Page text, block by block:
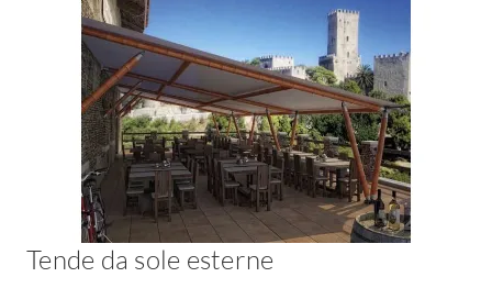
Camere Matrimoniali
Letti
Comodino
Camere Classiche
Lenzuola
Piumini
Letti Contenitore
Letti a Scomparsa
Norme
Il Verde
Restauri
Impianti
Hi-Fi
Televisori
Hi-Fi
Tende da sole esterne